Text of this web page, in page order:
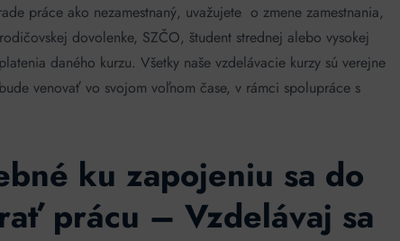
práce ako nezamestnaný, uvažujete o zmene zamestnania,
dovolenke, SZČO, študent strednej alebo vysokej
daného kurzu. Všetky naše vzdelávacie kurzy sú verejne
venovať vo svojom voľnom čase, v rámci spolupráce s
ku zapojeniu sa do
prácu – Vzdelávaj sa